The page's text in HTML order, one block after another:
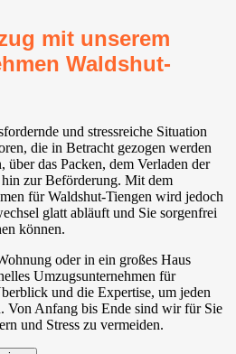
mit unserem
Waldshut-
und stressreiche Situation
die in Betracht gezogen werden
das Packen, dem Verladen der
zur Beförderung. Mit dem
für Waldshut-Tiengen wird jedoch
glatt abläuft und Sie sorgenfrei
können.
oder in ein großes Haus
Umzugsunternehmen für
und die Expertise, um jeden
Von Anfang bis Ende sind wir für Sie
und Stress zu vermeiden.